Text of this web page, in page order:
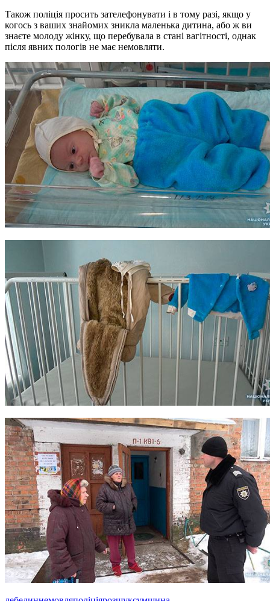
Також поліція просить зателефонувати і в тому разі, якщо у
когось з ваших знайомих зникла маленька дитина, або ж ви
знаєте молоду жінку, що перебувала в стані вагітності, однак
після явних пологів не має немовляти.